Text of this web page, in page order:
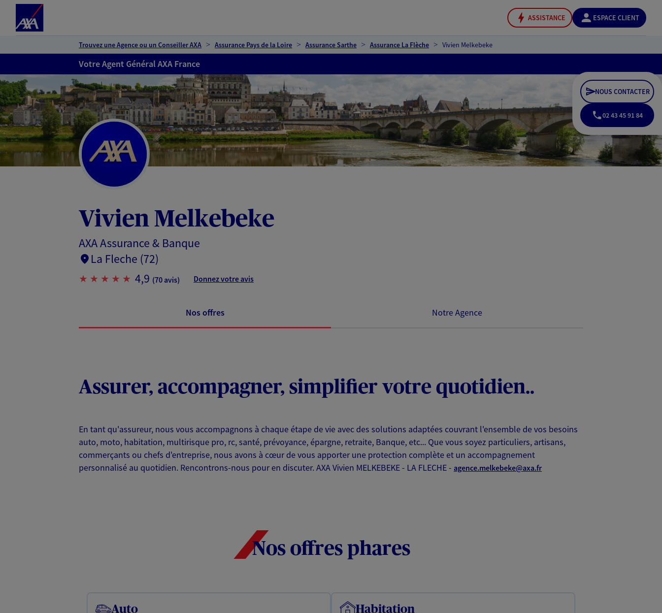
ASSISTANCE ESPACE CLIENT
Trouvez une Agence ou un Conseiller AXA Assurance Pays de la Loire Assurance Sarthe Assurance La Flèche Vivien Melkebeke
Votre Agent Général AXA France
Vivien Melkebeke
AXA Assurance & Banque
La Fleche (72)
4,9 (70 avis) Donnez votre avis
NOUS CONTACTER
02 43 45 91 84
Nos offres Notre Agence
Assurer, accompagner, simplifier votre quotidien..
En tant qu'assureur, nous vous accompagnons à chaque étape de vie avec des solutions adaptées couvrant l'ensemble de vos besoins
auto, moto, habitation, multirisque pro, rc, santé, prévoyance, épargne, retraite, Banque, etc... Que vous soyez particuliers, artisans,
commerçants ou chefs d'entreprise, nous avons à cœur de vous apporter une protection complète et un accompagnement
personnalisé au quotidien. Rencontrons-nous pour en discuter. AXA Vivien MELKEBEKE - LA FLECHE - agence.melkebeke@axa.fr
Nos offres phares
Auto Habitation